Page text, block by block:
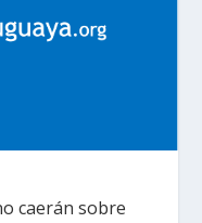
caerán sobre